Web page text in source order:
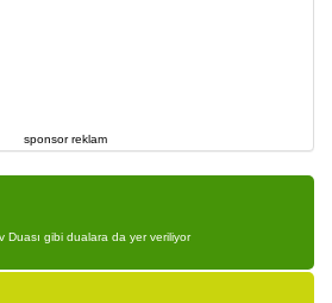
sponsor reklam
Duası gibi dualara da yer veriliyor